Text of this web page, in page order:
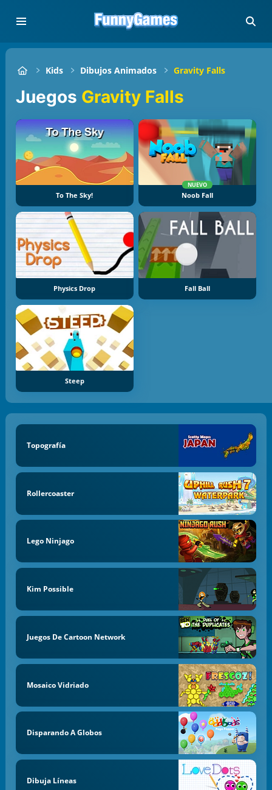
Kids Dibujos Animados Gravity Falls
Juegos Gravity Falls
To The Sky!
NUEVO
Noob Fall
Physics Drop Fall Ball
Steep
Topografía
Rollercoaster
Lego Ninjago
Kim Possible
Juegos De Cartoon Network
Mosaico Vidriado
Disparando A Globos
Dibuja Líneas